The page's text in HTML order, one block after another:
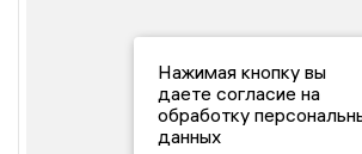
Нажимая кнопку вы
даете согласие на
обработку
данных